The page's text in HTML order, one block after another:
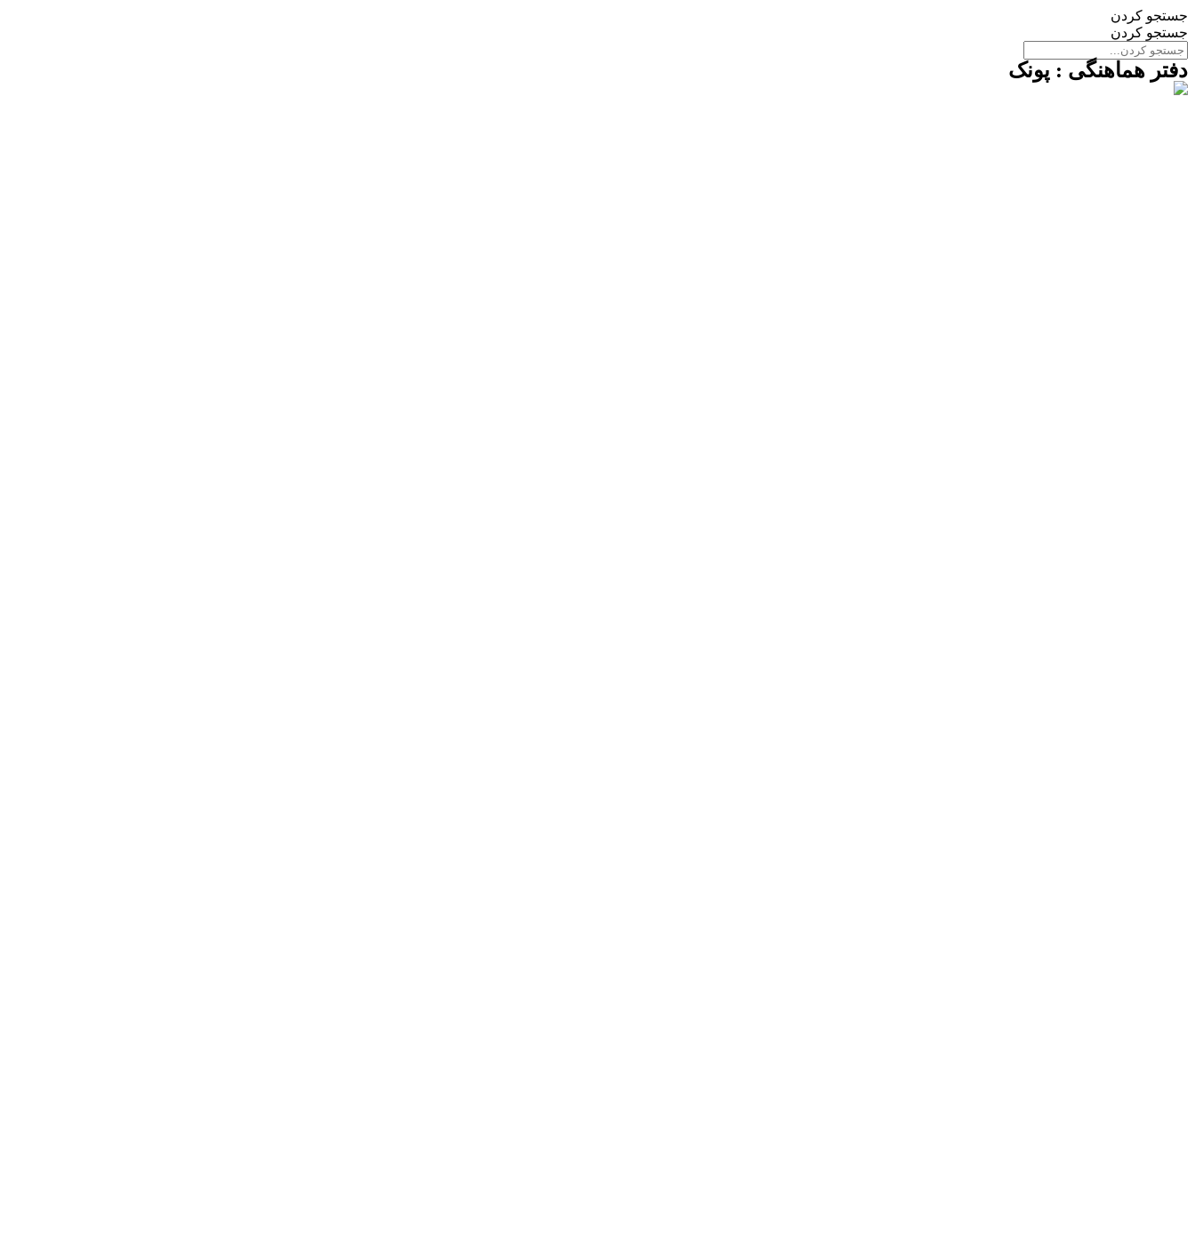
جستجو کردن
جستجو کردن
دفتر هماهنگی : پونک